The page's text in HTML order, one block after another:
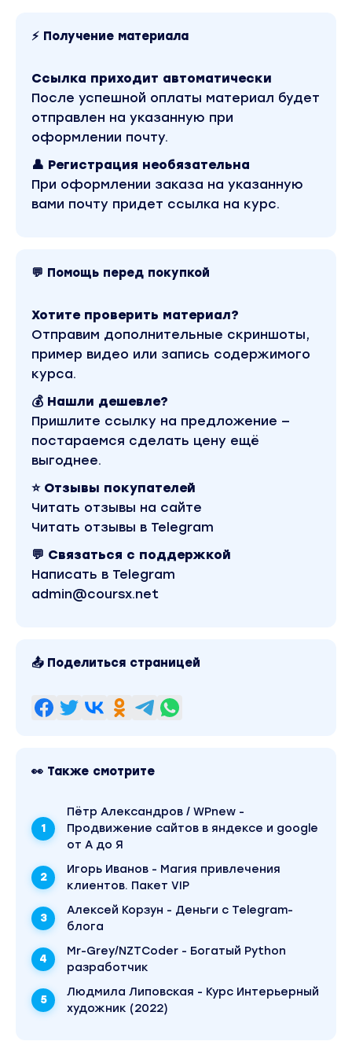
⚡ Получение материала
Ссылка приходит автоматически
После успешной оплаты материал будет
отправлен на указанную при
оформлении почту.
👤 Регистрация необязательна
При оформлении заказа на указанную
вами почту придет ссылка на курс.
💬 Помощь перед покупкой
Хотите проверить материал?
Отправим дополнительные скриншоты,
пример видео или запись содержимого
курса.
💰 Нашли дешевле?
Пришлите ссылку на предложение —
постараемся сделать цену ещё
выгоднее.
⭐ Отзывы покупателей
Читать отзывы на сайте
Читать отзывы в Telegram
💬 Связаться с поддержкой
Написать в Telegram
admin@coursx.net
📤 Поделиться страницей
👀 Также смотрите
Пётр Александров / WPnew -
Продвижение сайтов в яндексе и google
от А до Я
Игорь Иванов - Магия привлечения
клиентов. Пакет VIP
Алексей Корзун - Деньги с Telegram-
блога
Mr-Grey/NZTCoder - Богатый Python
разработчик
Людмила Липовская - Курс Интерьерный
художник (2022)